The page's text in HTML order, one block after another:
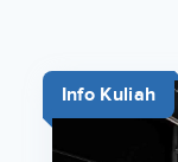
Info Kuliah